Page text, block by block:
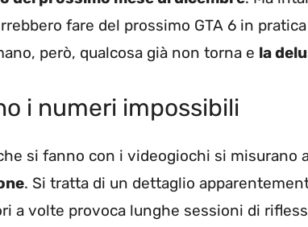
fare del prossimo GTA 6 in
però, qualcosa già non torna e la
i numeri impossibili
si fanno con i videogiochi si misurano
. Si tratta di un dettaglio
a volte provoca lunghe sessioni di